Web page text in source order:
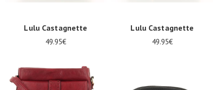
Lulu Castagnette
49.95€
Lulu Castagnette
49.95€